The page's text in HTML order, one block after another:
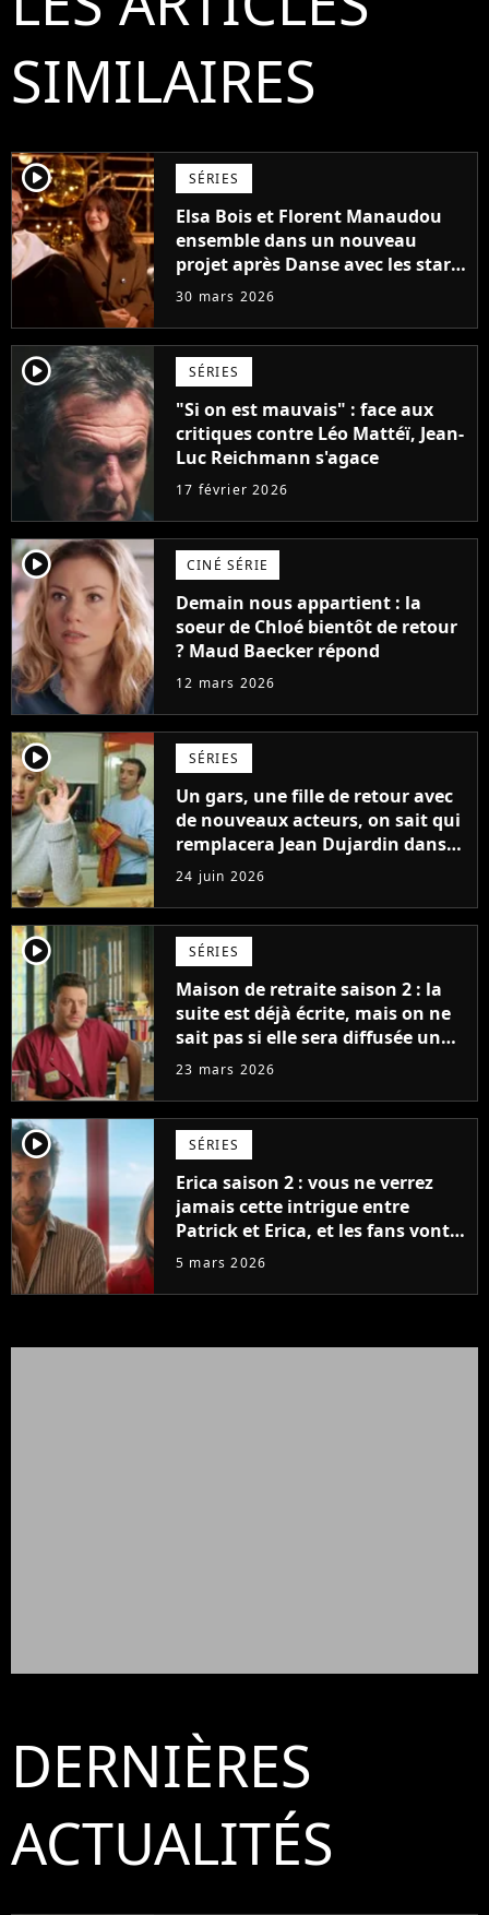
SIMILAIRES
player2 SÉRIES
Elsa Bois et Florent Manaudou
ensemble dans un nouveau
projet après Danse avec les stars
?
30 mars 2026
player2 SÉRIES
"Si on est mauvais" : face aux
critiques contre Léo Mattéï, Jean-
Luc Reichmann s'agace
17 février 2026
player2 CINÉ SÉRIE
Demain nous appartient : la
soeur de Chloé bientôt de retour
? Maud Baecker répond
12 mars 2026
player2 SÉRIES
Un gars, une fille de retour avec
de nouveaux acteurs, on sait qui
remplacera Jean Dujardin dans
la nouvelle série
24 juin 2026
player2 SÉRIES
Maison de retraite saison 2 : la
suite est déjà écrite, mais on ne
sait pas si elle sera diffusée un
jour
23 mars 2026
player2 SÉRIES
Erica saison 2 : vous ne verrez
jamais cette intrigue entre
Patrick et Erica, et les fans vont
souffler
5 mars 2026
DERNIÈRES
ACTUALITÉS